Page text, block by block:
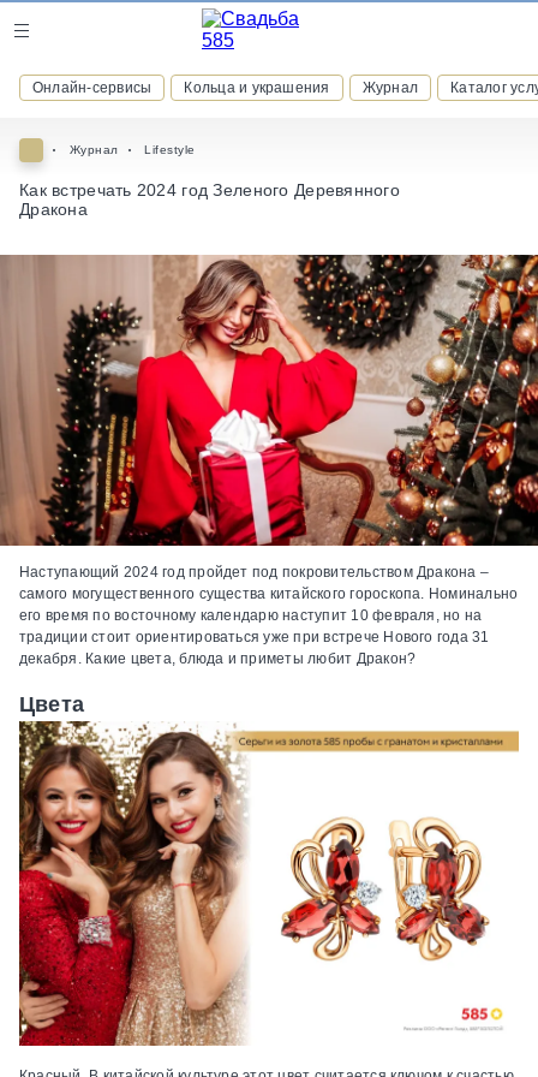
Онлайн-сервисы Кольца и украшения Журнал Каталог
ВСТУПАЙТЕ В КЛУБ ПРИВИЛЕГИЙ
присоединяйтесь к закрытому сообществу и получайте
скидки и бонусы за участие
РЕГИСТРАЦИЯ
Журнал Lifestyle
Как встречать 2024 год Зеленого Деревянного
Дракона
Наступающий 2024 год пройдет под покровительством Дракона –
самого могущественного существа китайского гороскопа. Номинально
его время по восточному календарю наступит 10 февраля, но на
традиции стоит ориентироваться уже при встрече Нового года 31
декабря. Какие цвета, блюда и приметы любит Дракон?
Цвета